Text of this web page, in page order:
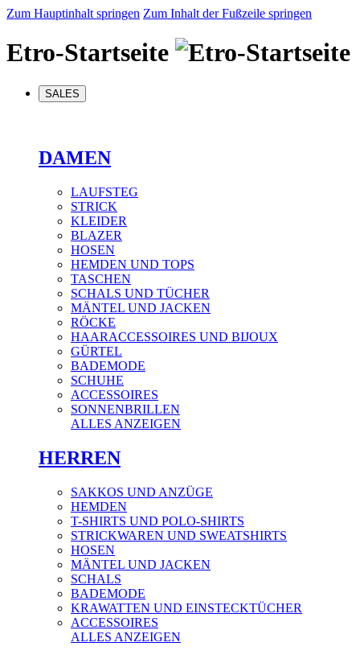
Zum Hauptinhalt springen Zum Inhalt der Fußzeile springen
Etro-Startseite
SALES
DAMEN
LAUFSTEG
STRICK
KLEIDER
BLAZER
HOSEN
HEMDEN UND TOPS
TASCHEN
SCHALS UND TÜCHER
MÄNTEL UND JACKEN
RÖCKE
HAARACCESSOIRES UND BIJOUX
GÜRTEL
BADEMODE
SCHUHE
ACCESSOIRES
SONNENBRILLEN
ALLES ANZEIGEN
HERREN
SAKKOS UND ANZÜGE
HEMDEN
T-SHIRTS UND POLO-SHIRTS
STRICKWAREN UND SWEATSHIRTS
HOSEN
MÄNTEL UND JACKEN
SCHALS
BADEMODE
KRAWATTEN UND EINSTECKTÜCHER
ACCESSOIRES
ALLES ANZEIGEN